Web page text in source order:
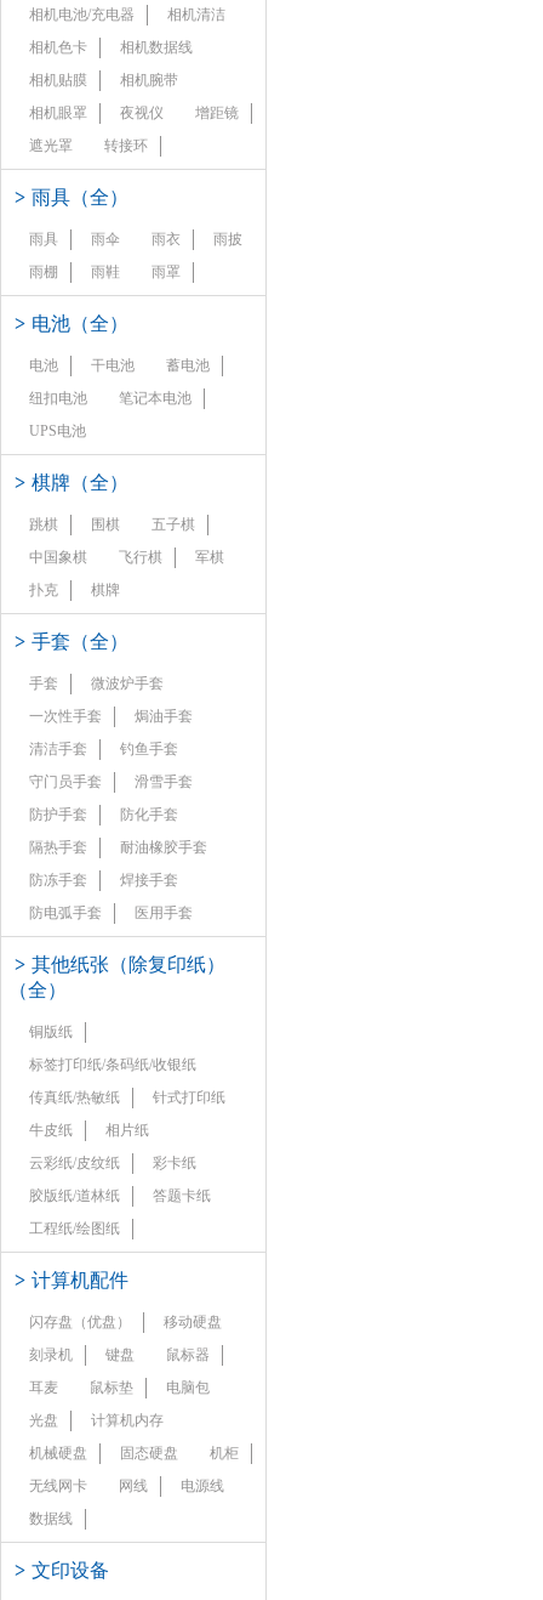
相机电池/充电器
相机清洁
相机色卡
相机数据线
相机贴膜
相机腕带
相机眼罩
夜视仪
增距镜
遮光罩
转接环
> 雨具（全）
雨具 雨伞 雨衣
雨披
雨棚
雨鞋 雨罩
> 电池（全）
电池 干电池
蓄电池
纽扣电池
笔记本电池
UPS电池
> 棋牌（全）
跳棋 围棋
五子棋
中国象棋
飞行棋
军棋
扑克
棋牌
> 手套（全）
手套
微波炉手套
一次性手套
焗油手套
清洁手套
钓鱼手套
守门员手套
滑雪手套
防护手套
防化手套
隔热手套
耐油橡胶手套
防冻手套
焊接手套
防电弧手套
医用手套
> 其他纸张（除复印纸）
（全）
铜版纸
标签打印纸/条码纸/收银纸
传真纸/热敏纸
针式打印纸
牛皮纸
相片纸
云彩纸/皮纹纸
彩卡纸
胶版纸/道林纸
答题卡纸
工程纸/绘图纸
> 计算机配件
闪存盘（优盘）
移动硬盘
刻录机
键盘
鼠标器
耳麦
鼠标垫
电脑包
光盘
计算机内存
机械硬盘
固态硬盘
机柜
无线网卡
网线
电源线
数据线
> 文印设备